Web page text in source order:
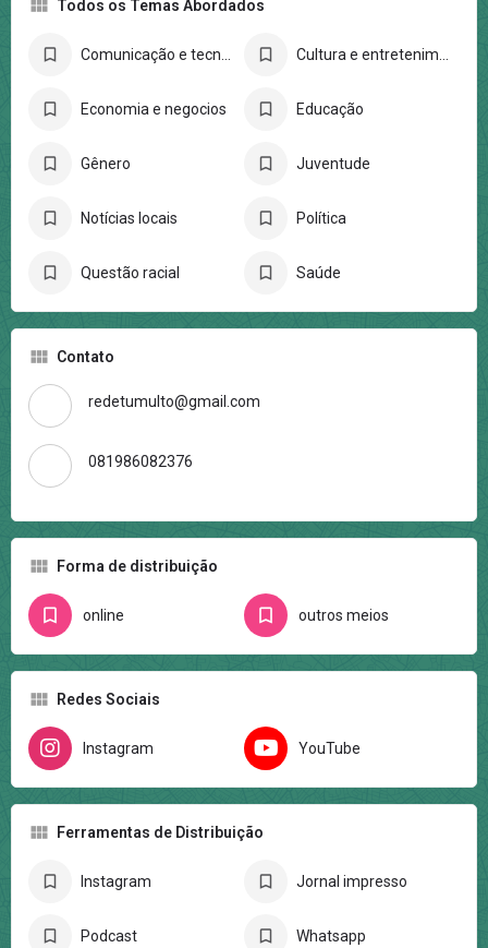
Todos os Temas Abordados
Comunicação e tecnologia Cultura e entretenimento
Economia e negocios Educação
Gênero Juventude
Notícias locais Política
Questão racial Saúde
Contato
redetumulto@gmail.com
081986082376
Forma de distribuição
online outros meios
Redes Sociais
Instagram YouTube
Ferramentas de Distribuição
Instagram Jornal impresso
Podcast Whatsapp